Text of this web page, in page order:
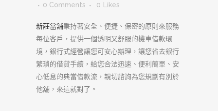
0 Comments
0 Likes
新莊當舖秉持著安全、便捷、保密的原則來服務
每位客戶，提供一個透明又舒服的機車借款環
境，銀行式經營讓您可安心辦理，讓您省去銀行
繁瑣的借貸手續，給您合法迅速、便利簡單、安
心低息的典當借款流，親切諮詢為您規劃有別於
他舖，來這就對了。